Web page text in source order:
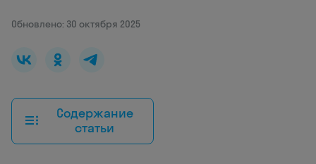
Обновлено: 30 октября 2025
Содержание
статьи